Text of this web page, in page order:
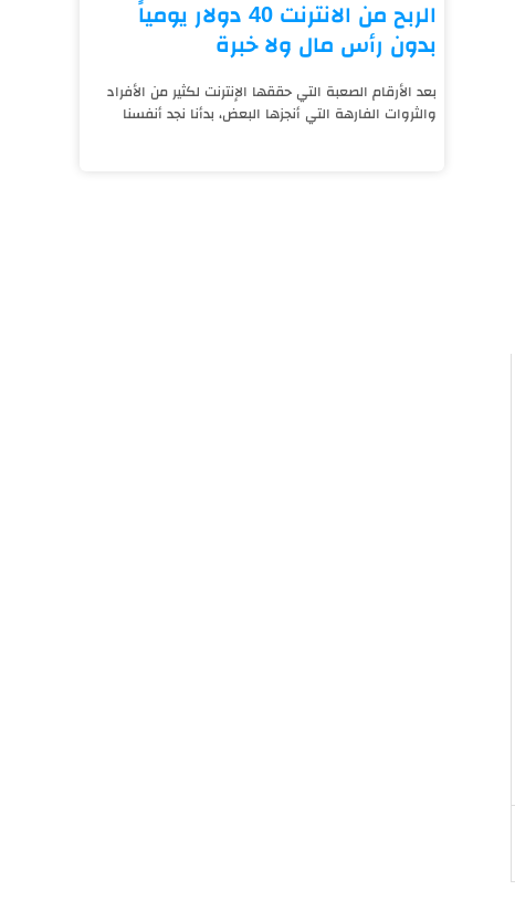
الربح من الانترنت 40 دولار يومياً
بدون رأس مال ولا خبرة
بعد الأرقام الصعبة التي حققها الإنترنت لكثير من الأفراد
والثروات الفارهة التي أنجزها البعض، بدأنا نجد أنفسنا